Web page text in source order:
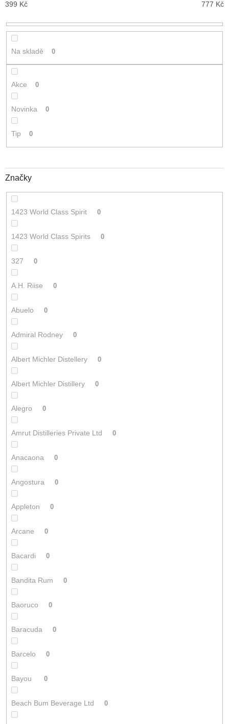
d
u
k
399 Kč 777 Kč
Na skladě 0
Akce 0
Novinka 0
Tip 0
Značky
1423 World Class Spirit 0
1423 World Class Spirits 0
327 0
A.H. Riise 0
Abuelo 0
Admiral Rodney 0
Albert Michler Distellery 0
Albert Michler Distillery 0
Alegro 0
Amrut Distilleries Private Ltd 0
Anacaona 0
Angostura 0
Appleton 0
Arcane 0
Bacardi 0
Bandita Rum 0
Baoruco 0
Baracuda 0
Barcelo 0
Bayou 0
Beach Bum Beverage Ltd 0